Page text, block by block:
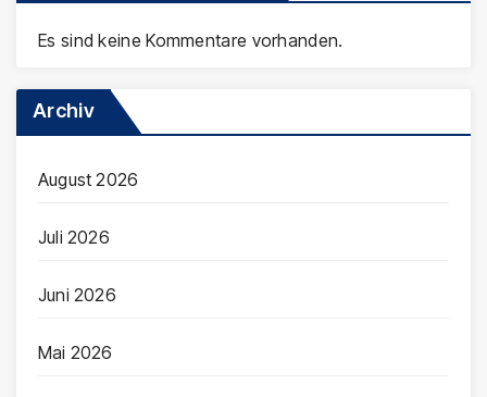
Es sind keine Kommentare vorhanden.
Archiv
August 2026
Juli 2026
Juni 2026
Mai 2026